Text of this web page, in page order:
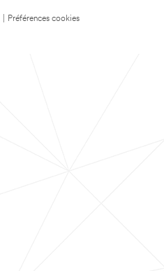
Préférences cookies